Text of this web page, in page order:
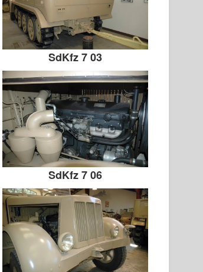
SdKfz 7 03
SdKfz 7 06